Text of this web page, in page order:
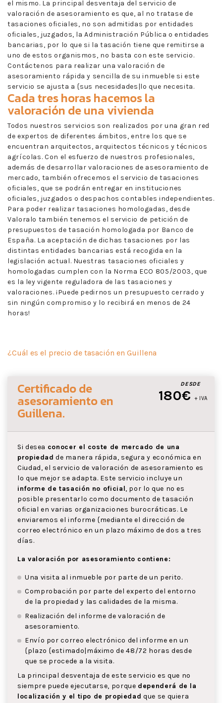
el mismo. La principal desventaja del servicio de
valoración de asesoramiento es que, al no tratase de
tasaciones oficiales, no son admitidas por entidades
oficiales, juzgados, la Administración Pública o entidades
bancarias, por lo que si la tasación tiene que remitirse a
uno de estos organismos, no basta con este servicio.
Contáctenos para realizar una valoración de
asesoramiento rápida y sencilla de su inmueble si este
servicio se ajusta a {sus necesidades|lo que necesita.
Cada tres horas hacemos la
valoración de una vivienda
Todos nuestros servicios son realizados por una gran red
de expertos de diferentes ámbitos, entre los que se
encuentran arquitectos, arquitectos técnicos y técnicos
agrícolas. Con el esfuerzo de nuestros profesionales,
además de desarrollar valoraciones de asesoramiento de
mercado, también ofrecemos el servicio de tasaciones
oficiales, que se podrán entregar en instituciones
oficiales, juzgados o despachos contables independientes.
Para poder realizar tasaciones homologadas, desde
Valoralo también tenemos el servicio de petición de
presupuestos de tasación homologada por Banco de
España. La aceptación de dichas tasaciones por las
distintas entidades bancarias está recogida en la
legislación actual. Nuestras tasaciones oficiales y
homologadas cumplen con la Norma ECO 805/2003, que
es la ley vigente reguladora de las tasaciones y
valoraciones. ¡Puede pedirnos un presupuesto cerrado y
sin ningún compromiso y lo recibirá en menos de 24
horas!
¿Cuál es el precio de tasación en Guillena
DESDE
180€ + IVA
Certificado de
asesoramientoen
Guillena.
Si desea conocer el coste de mercado de una
propiedad de manera rápida, segura y económica en
Ciudad, el servicio de valoración de asesoramiento es
lo que mejor se adapta. Este servicio incluye un
informe de tasación no oficial, por lo que no es
posible presentarlo como documento de tasación
oficial en varias organizaciones burocráticas. Le
enviaremos el informe {mediante el dirección de
correo electrónico en un plazo máximo de dos a tres
días.
La valoración por asesoramiento contiene:
Una visita al inmueble por parte de un perito.
Comprobación por parte del experto del entorno
de la propiedad y las calidades de la misma.
Realización del informe de valoración de
asesoramiento.
Envío por correo electrónico del informe en un
{plazo {estimado|máximo de 48/72 horas desde
que se procede a la visita.
La principal desventaja de este servicio es que no
siempre puede ejecutarse, porque dependerá de la
localización y el tipo de propiedad que se quiera